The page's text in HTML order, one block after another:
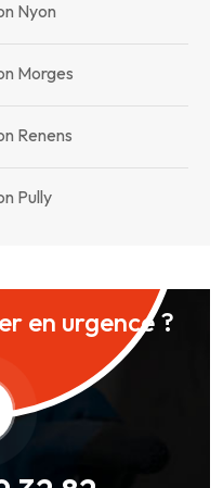
Nyon
Morges
Renens
Pully
en urgence ?